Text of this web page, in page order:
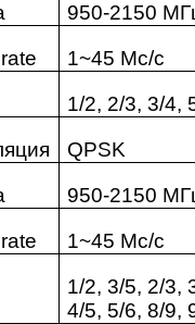
950-2150
1~45 Мс/с
1/2, 2/3, 3/4,
QPSK
950-2150
1~45 Мс/с
1/2, 3/5, 2/3,
4/5, 5/6, 8/9,